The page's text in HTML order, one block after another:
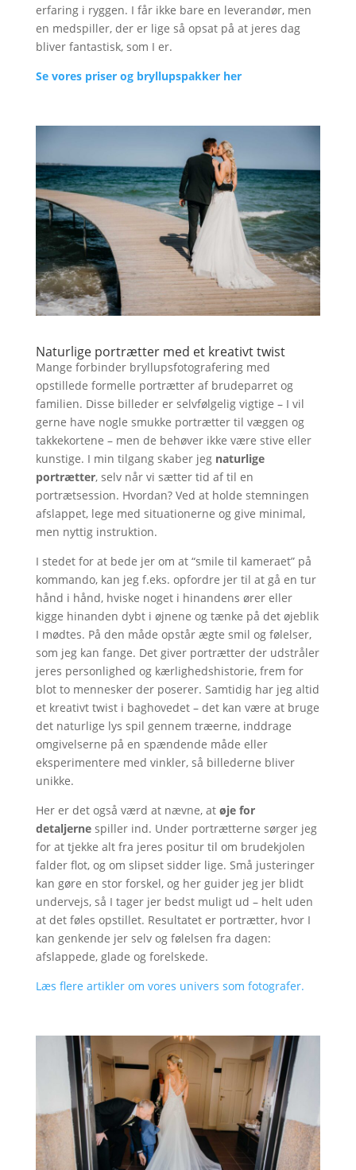
erfaring i ryggen. I får ikke bare en leverandør, men
en medspiller, der er lige så opsat på at jeres dag
bliver fantastisk, som I er.
Se vores priser og bryllupspakker her
Naturlige portrætter med et kreativt twist
Mange forbinder bryllupsfotografering med
opstillede formelle portrætter af brudeparret og
familien. Disse billeder er selvfølgelig vigtige – I vil
gerne have nogle smukke portrætter til væggen og
takkekortene – men de behøver ikke være stive eller
kunstige. I min tilgang skaber jeg naturlige
portrætter, selv når vi sætter tid af til en
portrætsession. Hvordan? Ved at holde stemningen
afslappet, lege med situationerne og give minimal,
men nyttig instruktion.
I stedet for at bede jer om at “smile til kameraet” på
kommando, kan jeg f.eks. opfordre jer til at gå en tur
hånd i hånd, hviske noget i hinandens ører eller
kigge hinanden dybt i øjnene og tænke på det øjeblik
I mødtes. På den måde opstår ægte smil og følelser,
som jeg kan fange. Det giver portrætter der udstråler
jeres personlighed og kærlighedshistorie, frem for
blot to mennesker der poserer. Samtidig har jeg altid
et kreativt twist i baghovedet – det kan være at bruge
det naturlige lys spil gennem træerne, inddrage
omgivelserne på en spændende måde eller
eksperimentere med vinkler, så billederne bliver
unikke.
Her er det også værd at nævne, at øje for
detaljernespiller ind. Under portrætterne sørger jeg
for at tjekke alt fra jeres positur til om brudekjolen
falder flot, og om slipset sidder lige. Små justeringer
kan gøre en stor forskel, og her guider jeg jer blidt
undervejs, så I tager jer bedst muligt ud – helt uden
at det føles opstillet. Resultatet er portrætter, hvor I
kan genkende jer selv og følelsen fra dagen:
afslappede, glade og forelskede.
Læs flere artikler om vores univers som fotografer.